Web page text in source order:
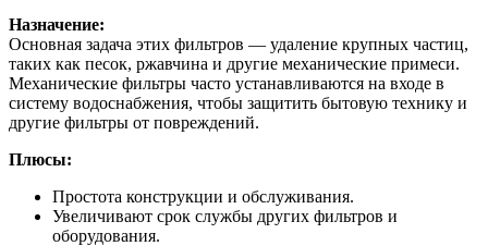
Назначение:
Основная задача этих фильтров — удаление крупных частиц,
таких как песок, ржавчина и другие механические примеси.
Механические фильтры часто устанавливаются на входе в
систему водоснабжения, чтобы защитить бытовую технику и
другие фильтры от повреждений.
Плюсы:
Простота конструкции и обслуживания.
Увеличивают срок службы других фильтров и
оборудования.